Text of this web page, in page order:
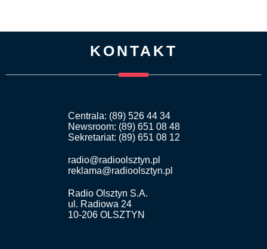
KONTAKT
Centrala: (89) 526 44 34
Newsroom: (89) 651 08 48
Sekretariat: (89) 651 08 12
radio@radioolsztyn.pl
reklama@radioolsztyn.pl
Radio Olsztyn S.A.
ul. Radiowa 24
10-206 OLSZTYN